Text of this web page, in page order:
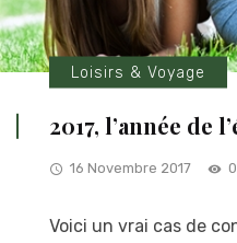
Loisirs & Voyage
2017, l’année de
16 Novembre 2017
Voici un vrai cas de